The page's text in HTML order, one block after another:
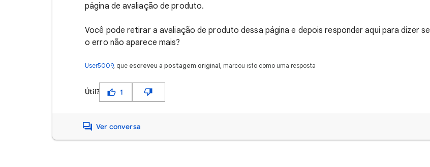
página de avaliação de produto.
Você pode retirar a avaliação de produto dessa página e depois responder aqui para dizer se
o erro não aparece mais?
User5009, que escreveu a postagem original , marcou isto como uma resposta
Útil? 1
Ver conversa